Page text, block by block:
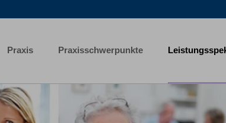
Praxis Praxisschwerpunkte